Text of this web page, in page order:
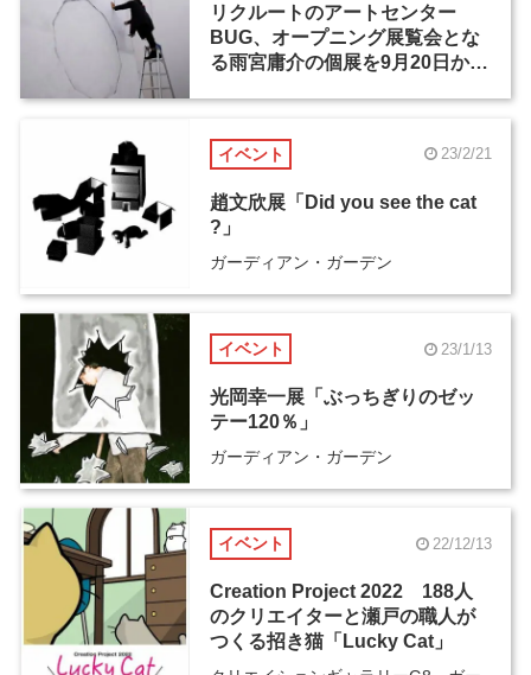
リクルートのアートセンター
BUG、オープニング展覧会とな
る雨宮庸介の個展を9月20日から
イベント 23/2/21
趙文欣展「Did you see the cat
?」
ガーディアン・ガーデン
イベント 23/1/13
光岡幸一展「ぶっちぎりのゼッ
テー120％」
ガーディアン・ガーデン
イベント 22/12/13
Creation Project 2022 188人
のクリエイターと瀬戸の職人が
つくる招き猫「Lucky Cat」